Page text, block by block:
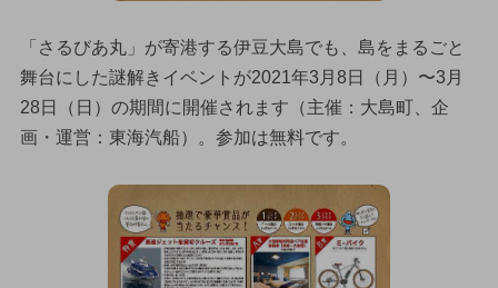
「さるびあ丸」が寄港する伊豆大島でも、島をまるごと
舞台にした謎解きイベントが2021年3月8日（月）〜3月
28日（日）の期間に開催されます（主催：大島町、企
画・運営：東海汽船）。参加は無料です。